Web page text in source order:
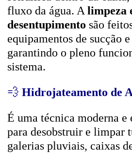
fluxo da água. A limpeza
desentupimento são
equipamentos de sucção
garantindo o pleno
sistema.
💨 Hidrojateamento de
É uma técnica moderna e
para desobstruir e limpar
galerias pluviais, caixas